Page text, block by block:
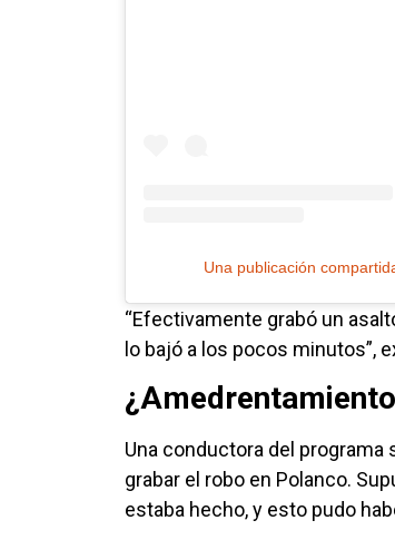
Una publicación
“Efectivamente grabó un
lo bajó a los pocos minutos”,
Una conductora del programa
grabar el robo en Polanco.
estaba hecho, y esto pudo